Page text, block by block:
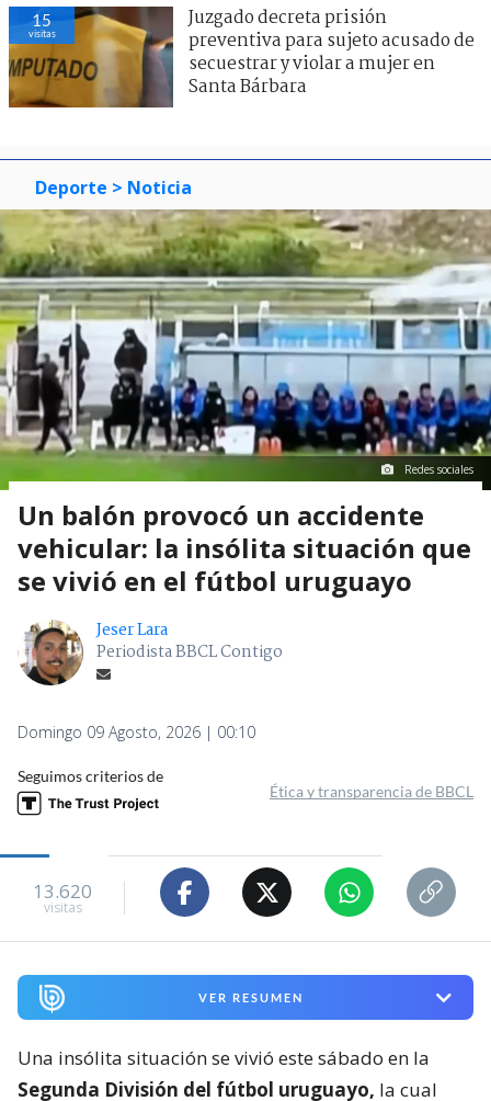
15
visitas
Juzgado decreta prisión
preventiva para sujeto acusado de
secuestrar y violar a mujer en
Santa Bárbara
Deporte > Noticia
Redes sociales
Un balón provocó un accidente
vehicular: la insólita situación que
se vivió en el fútbol uruguayo
Jeser Lara
Periodista BBCL Contigo
Domingo 09 Agosto, 2026 | 00:10
Seguimos criterios de
Ética y transparencia de BBCL
13.620
visitas
VER RESUMEN
Una insólita situación se vivió este sábado en la
Segunda División del fútbol uruguayo, la cual